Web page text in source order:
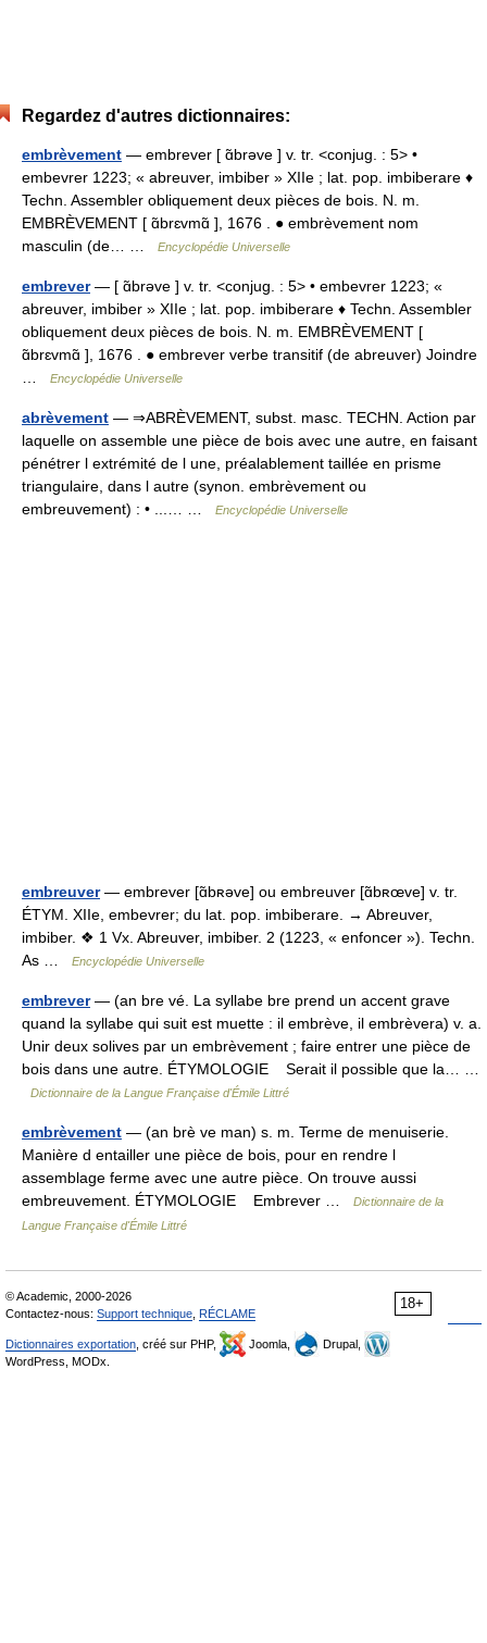
Regardez d'autres dictionnaires:
embrèvement — embrever [ ɑ̃brəve ] v. tr. <conjug. : 5> •
embevrer 1223; « abreuver, imbiber » XIIe ; lat. pop. imbiberare ♦
Techn. Assembler obliquement deux pièces de bois. N. m.
EMBRÈVEMENT [ ɑ̃brɛvmɑ̃ ], 1676 . ● embrèvement nom
masculin (de… …
Encyclopédie Universelle
embrever— [ ɑ̃brəve ] v. tr. <conjug. : 5> • embevrer 1223; «
abreuver, imbiber » XIIe ; lat. pop. imbiberare ♦ Techn. Assembler
obliquement deux pièces de bois. N. m. EMBRÈVEMENT [
ɑ̃brɛvmɑ̃ ], 1676 . ● embrever verbe transitif (de abreuver) Joindre
Encyclopédie Universelle
abrèvement — ⇒ABRÈVEMENT, subst. masc. TECHN. Action par
laquelle on assemble une pièce de bois avec une autre, en faisant
pénétrer l extrémité de l une, préalablement taillée en prisme
triangulaire, dans l autre (synon. embrèvement ou
embreuvement) : • ...… …
Encyclopédie Universelle
embreuver— embrever [ɑ̃bʀəve] ou embreuver [ɑ̃bʀœve] v. tr.
ÉTYM. XIIe, embevrer; du lat. pop. imbiberare. → Abreuver,
imbiber. ❖ 1 Vx. Abreuver, imbiber. 2 (1223, « enfoncer »). Techn.
As …
Encyclopédie Universelle
embrever— (an bre vé. La syllabe bre prend un accent grave
quand la syllabe qui suit est muette : il embrève, il embrèvera) v. a.
Unir deux solives par un embrèvement ; faire entrer une pièce de
bois dans une autre. ÉTYMOLOGIE Serait il possible que la… …
Dictionnaire de la Langue Française d'Émile Littré
embrèvement — (an brè ve man) s. m. Terme de menuiserie.
Manière d entailler une pièce de bois, pour en rendre l
assemblage ferme avec une autre pièce. On trouve aussi
embreuvement. ÉTYMOLOGIE Embrever …
Dictionnaire de la
Langue Française d'Émile Littré
18+
© Academic, 2000-2026
Contactez-nous: Support technique RÉCLAME
Dictionnaires exportation , créé sur PHP, Joomla,
Drupal,
WordPress, MODx.